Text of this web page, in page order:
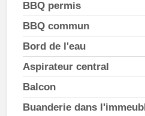
BBQ permis
BBQ commun
Bord de l'eau
Aspirateur central
Balcon
Buanderie dans